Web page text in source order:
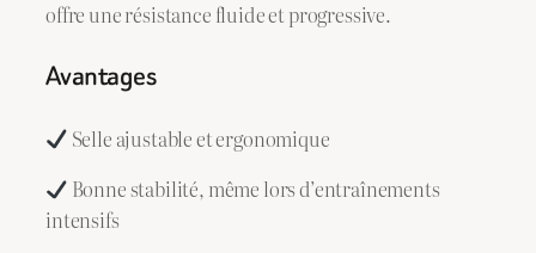
offre une résistance fluide et progressive.
Avantages
Selle ajustable et ergonomique
Bonne stabilité, même lors d’entraînements
intensifs